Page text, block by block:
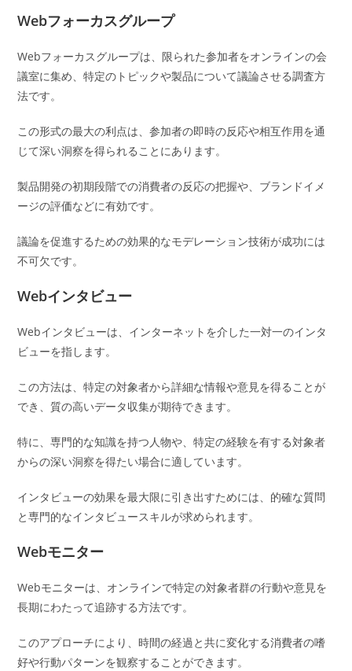
Webフォーカスグループ
Webフォーカスグループは、限られた参加者をオンラインの会
議室に集め、特定のトピックや製品について議論させる調査方
法です。
この形式の最大の利点は、参加者の即時の反応や相互作用を通
じて深い洞察を得られることにあります。
製品開発の初期段階での消費者の反応の把握や、ブランドイメ
ージの評価などに有効です。
議論を促進するための効果的なモデレーション技術が成功には
不可欠です。
Webインタビュー
Webインタビューは、インターネットを介した一対一のインタ
ビューを指します。
この方法は、特定の対象者から詳細な情報や意見を得ることが
でき、質の高いデータ収集が期待できます。
特に、専門的な知識を持つ人物や、特定の経験を有する対象者
からの深い洞察を得たい場合に適しています。
インタビューの効果を最大限に引き出すためには、的確な質問
と専門的なインタビュースキルが求められます。
Webモニター
Webモニターは、オンラインで特定の対象者群の行動や意見を
長期にわたって追跡する方法です。
このアプローチにより、時間の経過と共に変化する消費者の嗜
好や行動パターンを観察することができます。